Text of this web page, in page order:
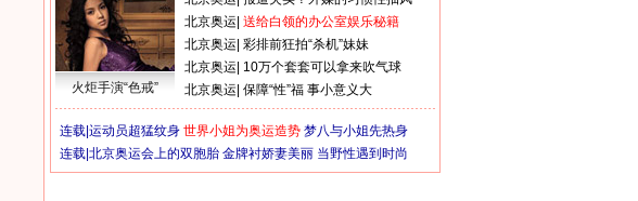
火炬手演“色戒”
北京奥运 送给白领的办公室娱乐秘籍
北京奥运 彩排前狂拍“杀机”妹妹
北京奥运 10万个套套可以拿来吹气球
北京奥运 保障“性”福 事小意义大
连载| 运动员超猛纹身 世界小姐为奥运造势 梦八与小姐先热身
连载| 北京奥运会上的双胞胎 金牌衬娇妻美丽 当野性遇到时尚